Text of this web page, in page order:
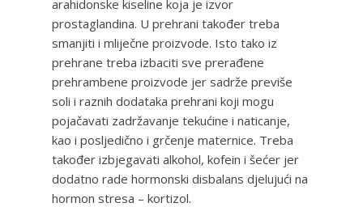
arahidonske kiseline koja je izvor
prostaglandina. U prehrani također treba
smanjiti i mliječne proizvode. Isto tako iz
prehrane treba izbaciti sve prerađene
prehrambene proizvode jer sadrže previše
soli i raznih dodataka prehrani koji mogu
pojačavati zadržavanje tekućine i naticanje,
kao i posljedično i grčenje maternice. Treba
također izbjegavati alkohol, kofein i šećer jer
dodatno rade hormonski disbalans djelujući na
hormon stresa – kortizol.